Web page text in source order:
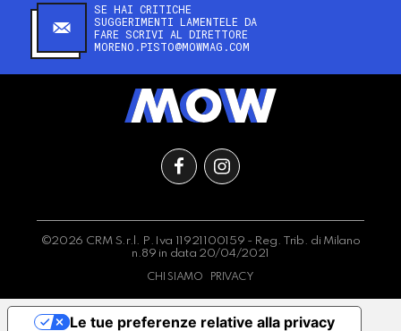
SE HAI CRITICHE
SUGGERIMENTI LAMENTELE DA
FARE SCRIVI AL DIRETTORE
MORENO.PISTO@MOWMAG.COM
©2026 CRM S.r.l. P.Iva 11921100159 - Reg. Trib. di Milano
n.89 in data 20/04/2021
CHI SIAMO PRIVACY
Le tue preferenze relative alla privacy